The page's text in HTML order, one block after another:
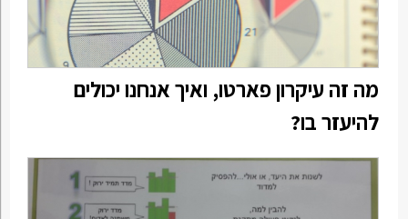
מה זה עיקרון פארטו, ואיך אנחנו יכולים
להיעזר בו?